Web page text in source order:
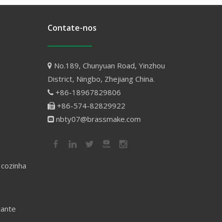
Contate-nos
 No.189, Chunyuan Road, Yinzhou
District, Ningbo, Zhejiang China.
 +86-18967829806
 +86-574-82829922
 nbty07@brassmake.com